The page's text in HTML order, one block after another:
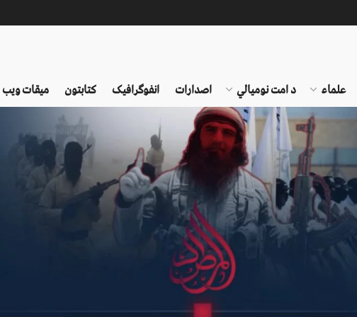
علماء د امت نومیالي اصدارات انفوګرافیک کتابتون میقات ویب